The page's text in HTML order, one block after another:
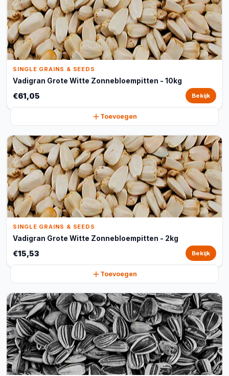
SINGLE GRAINS & SEEDS
Vadigran Grote Witte Zonnebloempitten - 10kg
€61,05 Bekijk
Toevoegen
SINGLE GRAINS & SEEDS
Vadigran Grote Witte Zonnebloempitten - 2kg
€15,53 Bekijk
Toevoegen